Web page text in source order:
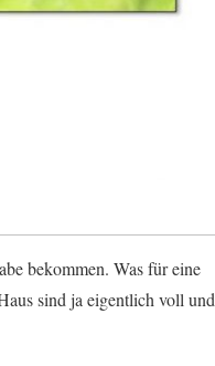
bekommen. Was für eine
sind ja eigentlich voll und